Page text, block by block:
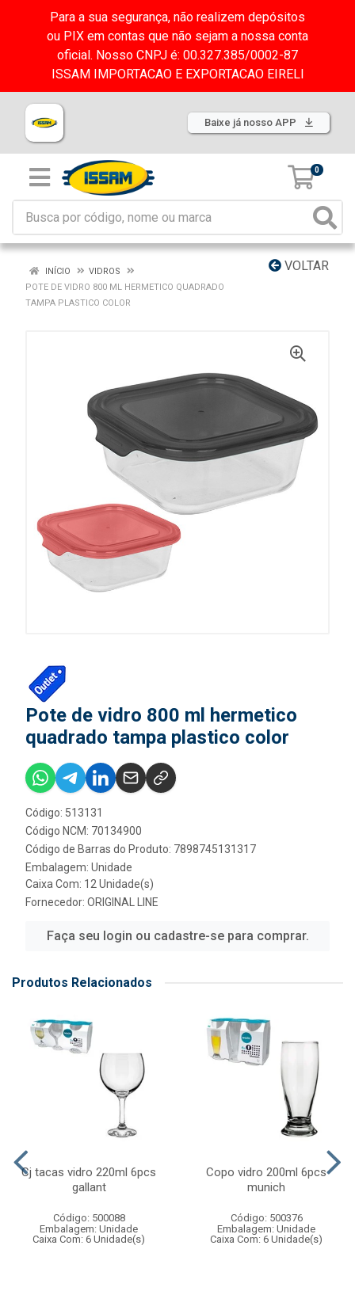
Para a sua segurança, não realizem depósitos
ou PIX em contas que não sejam a nossa conta
oficial. Nosso CNPJ é: 00.327.385/0002-87
ISSAM IMPORTACAO E EXPORTACAO EIRELI
Baixe já nosso APP
0
VOLTAR
INÍCIO
VIDROS
POTE DE VIDRO 800 ML HERMETICO QUADRADO
TAMPA PLASTICO COLOR
Pote de vidro 800 ml hermetico
quadrado tampa plastico color
Código: 513131
Código NCM: 70134900
Código de Barras do Produto: 7898745131317
Embalagem: Unidade
Caixa Com: 12 Unidade(s)
Fornecedor: ORIGINAL LINE
Faça seu login ou cadastre-se para comprar.
Produtos Relacionados
Cj tacas vidro 220ml 6pcs
gallant
Código: 500088
Embalagem: Unidade
Caixa Com: 6 Unidade(s)
Copo vidro 200ml 6pcs
munich
Código: 500376
Embalagem: Unidade
Caixa Com: 6 Unidade(s)